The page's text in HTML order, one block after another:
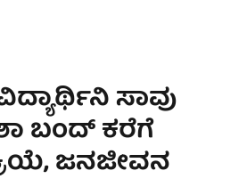
ಸಾವು
ಬಂದ್ ಕರೆಗೆ
ಜನಜೀವನ